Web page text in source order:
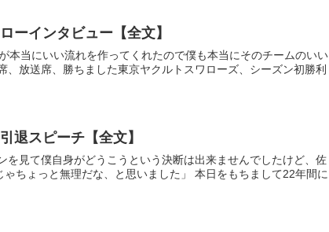
インタビュー【全文】
本当にいい流れを作ってくれたので僕も本当にそのチームのいい
放送席、勝ちました東京ヤクルトスワローズ、シーズン初勝利
スピーチ【全文】
見て僕自身がどうこうという決断は出来ませんでしたけど、佐
ちょっと無理だな、と思いました」 本日をもちまして22年間に